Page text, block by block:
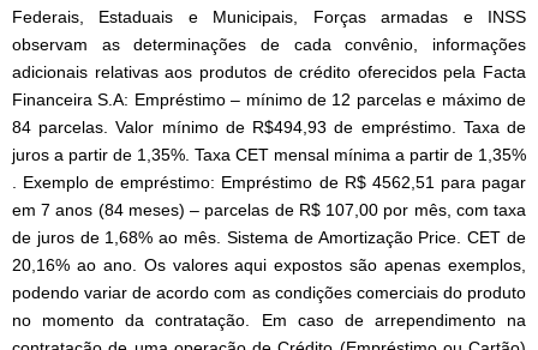
Federais, Estaduais e Municipais, Forças armadas e INSS
observam as determinações de cada convênio, informações
adicionais relativas aos produtos de crédito oferecidos pela Facta
Financeira S.A: Empréstimo – mínimo de 12 parcelas e máximo de
84 parcelas. Valor mínimo de R$494,93 de empréstimo. Taxa de
juros a partir de 1,35%. Taxa CET mensal mínima a partir de 1,35%
. Exemplo de empréstimo: Empréstimo de R$ 4562,51 para pagar
em 7 anos (84 meses) – parcelas de R$ 107,00 por mês, com taxa
de juros de 1,68% ao mês. Sistema de Amortização Price. CET de
20,16% ao ano. Os valores aqui expostos são apenas exemplos,
podendo variar de acordo com as condições comerciais do produto
no momento da contratação. Em caso de arrependimento na